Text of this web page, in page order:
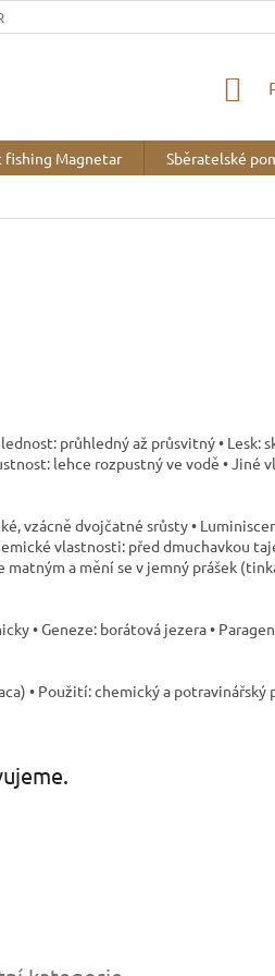
fishing Magnetar Sběratelské
průhledný až průsvitný • Lesk:
lehce rozpustný ve vodě • Jiné
vzácně dvojčatné srůsty •
vlastnosti: před dmuchavkou
a mění se v jemný prášek
• Geneze: borátová jezera •
• Použití: chemický a potravinářský